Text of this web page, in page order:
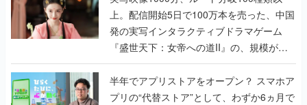
上。配信開始5日で100万本を売った、中国
発の実写インタラクティブドラマゲーム
『盛世天下：女帝への道II』の、規模が違
うこだわりをプロデューサーに聞いた
半年でアプリストアをオープン？ スマホア
プリの“代替ストア”として、わずか6ヵ月で